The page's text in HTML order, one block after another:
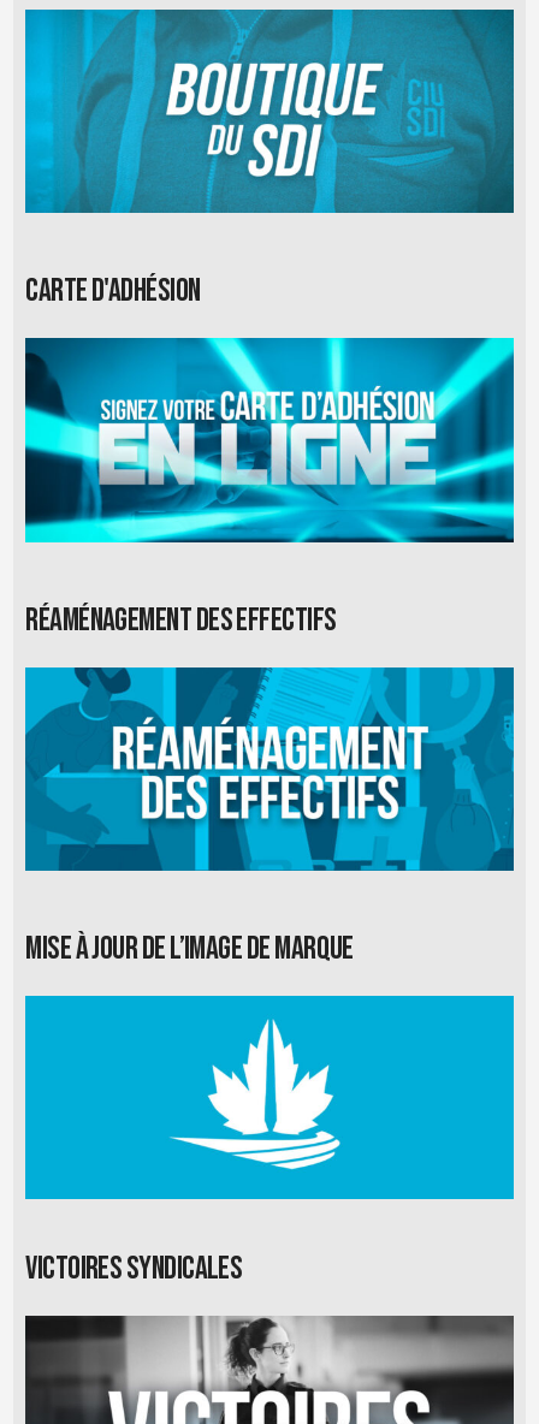
Carte d'adhésion
Réaménagement des effectifs
Mise à jour de l’image de marque
Victoires syndicales